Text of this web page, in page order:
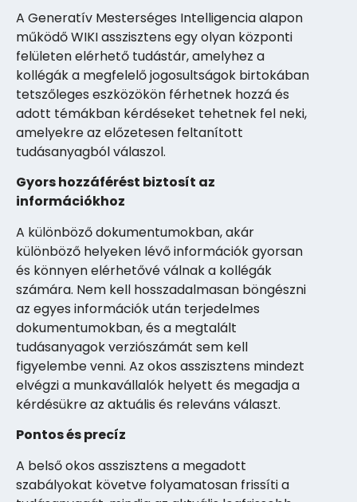
A Generatív Mesterséges Intelligencia alapon
működő WIKI asszisztens egy olyan központi
felületen elérhető tudástár, amelyhez a
kollégák a megfelelő jogosultságok birtokában
tetszőleges eszközökön férhetnek hozzá és
adott témákban kérdéseket tehetnek fel neki,
amelyekre az előzetesen feltanított
tudásanyagból válaszol.
Gyors hozzáférést biztosít az
információkhoz
A különböző dokumentumokban, akár
különböző helyeken lévő információk gyorsan
és könnyen elérhetővé válnak a kollégák
számára. Nem kell hosszadalmasan böngészni
az egyes információk után terjedelmes
dokumentumokban, és a megtalált
tudásanyagok verziószámát sem kell
figyelembe venni. Az okos asszisztens mindezt
elvégzi a munkavállalók helyett és megadja a
kérdésükre az aktuális és releváns választ.
Pontos és precíz
A belső okos asszisztens a megadott
szabályokat követve folyamatosan frissíti a